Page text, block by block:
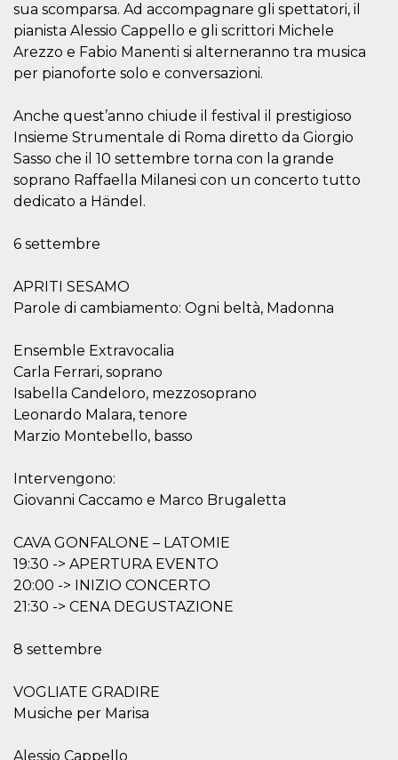
sua scomparsa. Ad accompagnare gli spettatori, il
pianista Alessio Cappello e gli scrittori Michele
Arezzo e Fabio Manenti si alterneranno tra musica
per pianoforte solo e conversazioni.
Anche quest’anno chiude il festival il prestigioso
Insieme Strumentale di Roma diretto da Giorgio
Sasso che il 10 settembre torna con la grande
soprano Raffaella Milanesi con un concerto tutto
dedicato a Händel.
6 settembre
APRITI SESAMO
Parole di cambiamento: Ogni beltà, Madonna
Ensemble Extravocalia
Carla Ferrari, soprano
Isabella Candeloro, mezzosoprano
Leonardo Malara, tenore
Marzio Montebello, basso
Intervengono:
Giovanni Caccamo e Marco Brugaletta
CAVA GONFALONE – LATOMIE
19:30 -> APERTURA EVENTO
20:00 -> INIZIO CONCERTO
21:30 -> CENA DEGUSTAZIONE
8 settembre
VOGLIATE GRADIRE
Musiche per Marisa
Alessio Cappello
datr
Meta
Platform Inc.
.facebook.com
2 anni
Questo
connette a
Facebook.
dell'utente.
Facebook
che viene
sicurezza
di accesso
dpr
settimana